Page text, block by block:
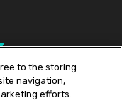
to the storing
navigation,
efforts.